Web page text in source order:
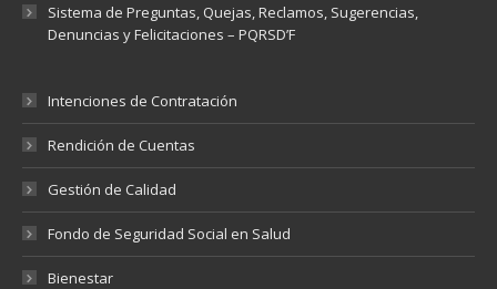
Sistema de Preguntas, Quejas, Reclamos, Sugerencias,
Denuncias y Felicitaciones – PQRSD’F
Intenciones de Contratación
Rendición de Cuentas
Gestión de Calidad
Fondo de Seguridad Social en Salud
Bienestar